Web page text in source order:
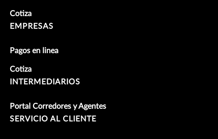
Cotiza
EMPRESAS
Pagos en linea
Cotiza
INTERMEDIARIOS
Portal Corredores y Agentes
SERVICIO AL CLIENTE